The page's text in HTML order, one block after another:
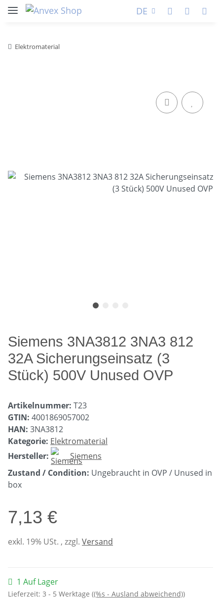
DE
Elektromaterial
Siemens 3NA3812 3NA3 812
32A Sicherungseinsatz (3
Stück) 500V Unused OVP
Artikelnummer: T23
GTIN: 4001869057002
HAN: 3NA3812
Kategorie: Elektromaterial
Hersteller:
Siemens
Zustand / Condition: Ungebraucht in OVP / Unused in
box
7,13 €
exkl. 19% USt. , zzgl. Versand
1 Auf Lager
Lieferzeit: 3 - 5 Werktage ((%s - Ausland abweichend))